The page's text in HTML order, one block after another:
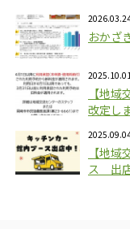
おかざ
2025.10.01
【地
改定し
【地
ス 出